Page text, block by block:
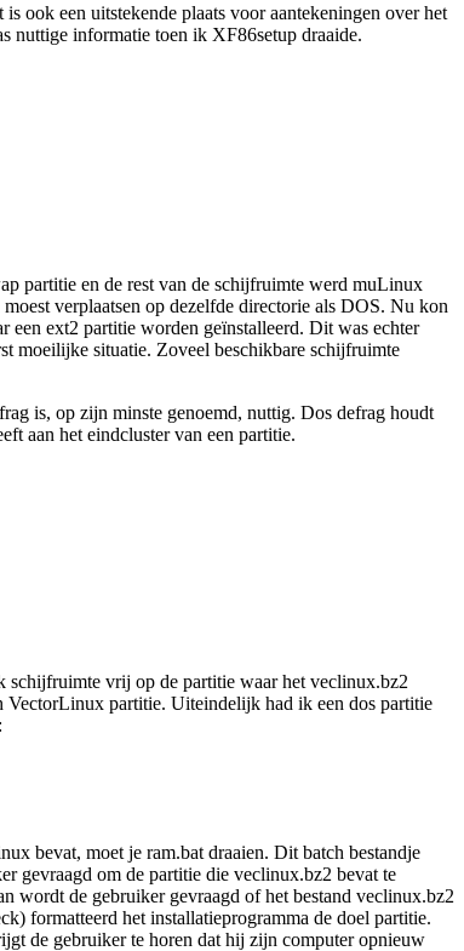
ook een uitstekende plaats voor aantekeningen over het
nuttige informatie toen ik XF86setup draaide.
partitie en de rest van de schijfruimte werd muLinux
verplaatsen op dezelfde directorie als DOS. Nu kon
een ext2 partitie worden geïnstalleerd. Dit was echter
moeilijke situatie. Zoveel beschikbare schijfruimte
is, op zijn minste genoemd, nuttig. Dos defrag houdt
aan het eindcluster van een partitie.
schijfruimte vrij op de partitie waar het veclinux.bz2
VectorLinux partitie. Uiteindelijk had ik een dos partitie
bevat, moet je ram.bat draaien. Dit batch bestandje
gevraagd om de partitie die veclinux.bz2 bevat te
wordt de gebruiker gevraagd of het bestand veclinux.bz2
formatteerd het installatieprogramma de doel partitie.
de gebruiker te horen dat hij zijn computer opnieuw